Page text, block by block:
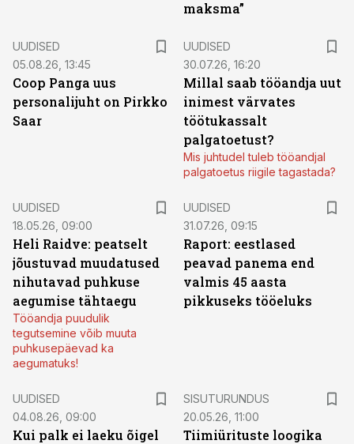
maksma”
UUDISED
05.08.26, 13:45
Coop Panga uus
personalijuht on Pirkko
Saar
UUDISED
30.07.26, 16:20
Millal saab tööandja uut
inimest värvates
töötukassalt
palgatoetust?
Mis juhtudel tuleb tööandjal
palgatoetus riigile tagastada?
UUDISED
18.05.26, 09:00
Heli Raidve: peatselt
jõustuvad muudatused
nihutavad puhkuse
aegumise tähtaegu
Tööandja puudulik
tegutsemine võib muuta
puhkusepäevad ka
aegumatuks!
UUDISED
31.07.26, 09:15
Raport: eestlased
peavad panema end
valmis 45 aasta
pikkuseks tööeluks
UUDISED
04.08.26, 09:00
Kui palk ei laeku õigel
SISUTURUNDUS
20.05.26, 11:00
Tiimiürituste loogika